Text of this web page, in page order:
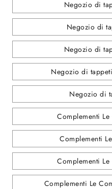
Negozio di
Negozio di
Negozio di
Negozio di
Negozio di
Complementi
Complementi
Complementi
Complementi Le